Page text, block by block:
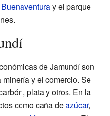
Buenaventuray el parque
de Jamundí son
y el comercio. Se
plata y otros. En la
como caña deazúcar,